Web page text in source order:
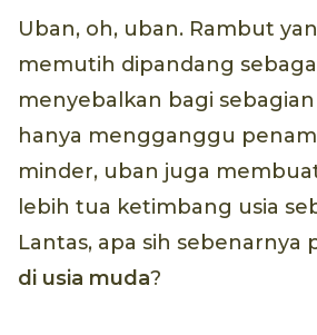
Uban, oh, uban. Rambut
memutih dipandang
menyebalkan bagi
hanya mengganggu
minder, uban juga
lebih tua ketimbang usia
Lantas, apa sih sebenarnya
di usia muda?